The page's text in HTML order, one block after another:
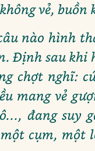
vẻ, buồn
nào hình
Định sau khi
chợt nghĩ:
mang vẻ
đang suy
cụm, một